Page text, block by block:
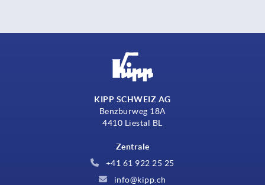
KIPP SCHWEIZ AG
Benzburweg 18A
4410 Liestal BL
Zentrale
+41 61 922 25 25
info@kipp.ch